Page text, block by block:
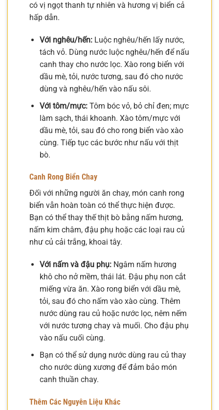
có vị ngọt thanh tự nhiên và hương vị biển cả
hấp dẫn.
Với nghêu/hến:Luộc nghêu/hến lấy nước,
tách vỏ. Dùng nước luộc nghêu/hến để nấu
canh thay cho nước lọc. Xào rong biển với
dầu mè, tỏi, nước tương, sau đó cho nước
dùng và nghêu/hến vào nấu sôi.
Với tôm/mực:Tôm bóc vỏ, bỏ chỉ đen; mực
làm sạch, thái khoanh. Xào tôm/mực với
dầu mè, tỏi, sau đó cho rong biển vào xào
cùng. Tiếp tục các bước như nấu với thịt
bò.
Canh Rong Biển Chay
Đối với những người ăn chay, món canh rong
biển vẫn hoàn toàn có thể thực hiện được.
Bạn có thể thay thế thịt bò bằng nấm hương,
nấm kim châm, đậu phụ hoặc các loại rau củ
như củ cải trắng, khoai tây.
Với nấm và đậu phụ:Ngâm nấm hương
khô cho nở mềm, thái lát. Đậu phụ non cắt
miếng vừa ăn. Xào rong biển với dầu mè,
tỏi, sau đó cho nấm vào xào cùng. Thêm
nước dùng rau củ hoặc nước lọc, nêm nếm
với nước tương chay và muối. Cho đậu phụ
vào nấu cuối cùng.
Bạn có thể sử dụng nước dùng rau củ thay
cho nước dùng xương để đảm bảo món
canh thuần chay.
Thêm Các Nguyên Liệu Khác